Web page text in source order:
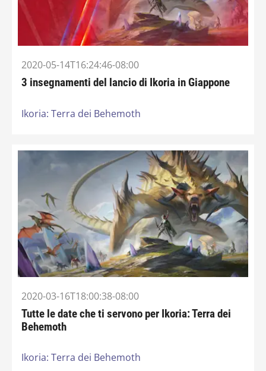
2020-05-14T16:24:46-08:00
3 insegnamenti del lancio di Ikoria in Giappone
Ikoria: Terra dei Behemoth
2020-03-16T18:00:38-08:00
Tutte le date che ti servono per Ikoria: Terra dei
Behemoth
Ikoria: Terra dei Behemoth